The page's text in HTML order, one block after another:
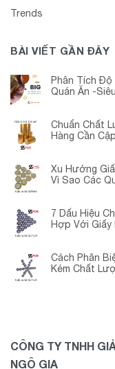
Trends
BÀI VIẾT GẦN ĐÂY
Phân Tích
Quán Ăn -
Chuẩn Chất
Hàng Cần
Xu Hướng
Vì Sao Các
7 Dấu Hiệu
Hợp Với Giấy
Cách Phân
Kém Chất
CÔNG TY TNHH
NGÔ GIA